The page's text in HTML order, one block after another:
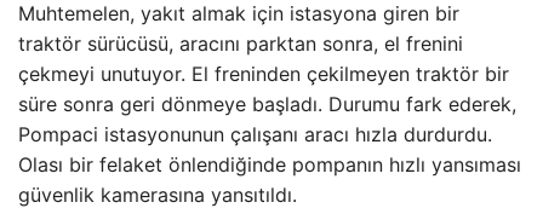
Muhtemelen, yakıt almak için istasyona giren bir
traktör sürücüsü, aracını parktan sonra, el frenini
çekmeyi unutuyor. El freninden çekilmeyen traktör bir
süre sonra geri dönmeye başladı. Durumu fark ederek,
Pompaci istasyonunun çalışanı aracı hızla durdurdu.
Olası bir felaket önlendiğinde pompanın hızlı yansıması
güvenlik kamerasına yansıtıldı.